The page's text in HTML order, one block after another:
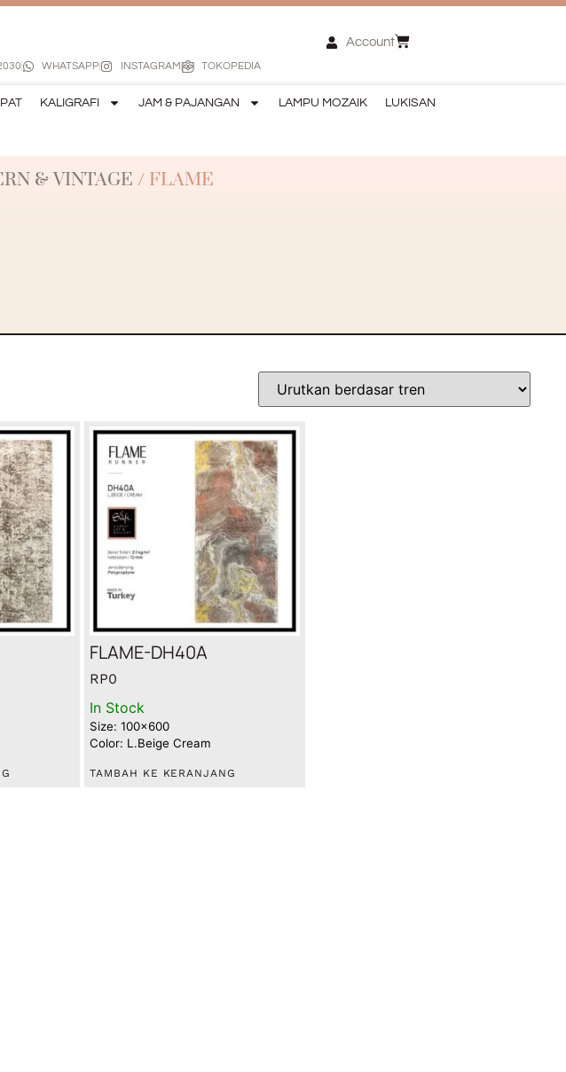
WHATSAPP INSTAGRAM TOKOPEDIA
Account
KALIGRAFI JAM & PAJANGAN LAMPU MOZAIK LUKISAN
& VINTAGE / FLAME
FLAME-DH40A
RP0
In Stock
Size: 100x600
Color: L.Beige Cream
TAMBAH KE KERANJANG